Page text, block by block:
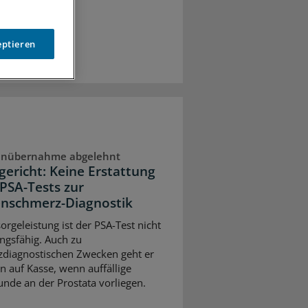
abgelehnt
Keine Erstattung
Tests zur
Diagnostik
ist der PSA-Test nicht
Auch zu
Zwecken geht er
auf Kasse, wenn auffällige
an der Prostata vorliegen.